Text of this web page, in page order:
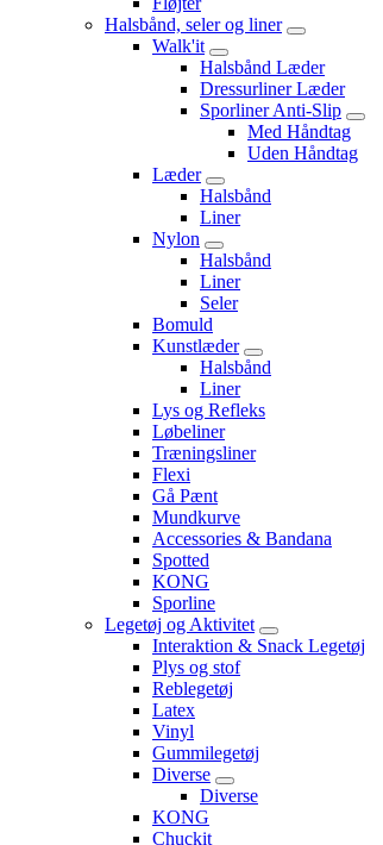
Halsbånd, seler og liner
Walk'it
Halsbånd Læder
Dressurliner Læder
Sporliner Anti-Slip
Med Håndtag
Uden Håndtag
Læder
Halsbånd
Liner
Nylon
Halsbånd
Liner
Seler
Bomuld
Kunstlæder
Halsbånd
Liner
Lys og Refleks
Løbeliner
Træningsliner
Flexi
Gå Pænt
Mundkurve
Accessories & Bandana
Spotted
KONG
Sporline
Legetøj og Aktivitet
Interaktion & Snack Legetøj
Plys og stof
Reblegetøj
Latex
Vinyl
Gummilegetøj
Diverse
Diverse
KONG
Chuckit